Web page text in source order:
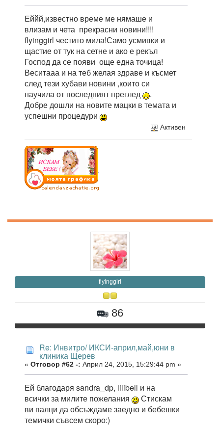
Еййй,известно време ме нямаше и
влизам и чета прекрасни новини!!!!
flyinggirl честито мила!Само усмивки и
щастие от тук на сетне и ако е рекъл
Господ да се появи още една точица!
Веситааа и на теб желая здраве и късмет
след тези хубави новини ,които си
научила от последният преглед
.
Добре дошли на новите мацки в темата и
успешни процедури
Активен
flyinggirl
86
Re: Инвитро/ ИКСИ-април,май,юни в
клиника Щерев
« Отговор #62 -: Април 24, 2015, 15:29:44 pm »
Ей благодаря sandra_dp, lilibell и на
всички за милите пожелания
Стискам
ви палци да обсъждаме заедно и бебешки
темички съвсем скоро:)